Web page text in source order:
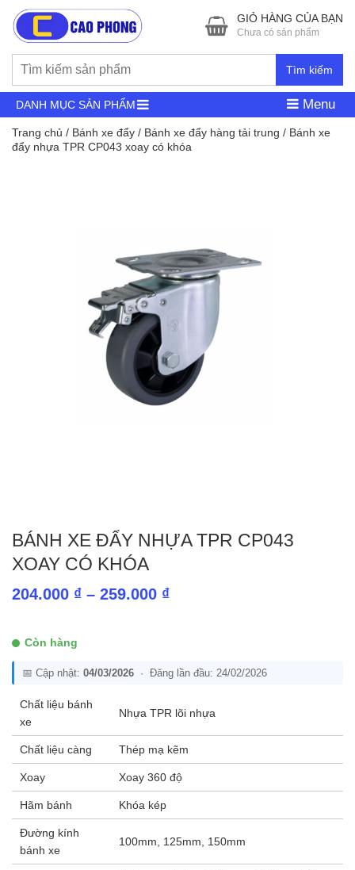
Tìm kiếm
GIỎ HÀNG CỦA BẠN
Chưa có sản phẩm
DANH MỤC SẢN PHẨM Menu
Trang chủ / Bánh xe đẩy / Bánh xe đẩy hàng tải trung / Bánh xe
đẩy nhựa TPR CP043 xoay có khóa
BÁNH XE ĐẨY NHỰA TPR CP043
XOAY CÓ KHÓA
204.000 ₫ – 259.000 ₫Khoảng
đến
Còn hàng
📅 Cập nhật: 04/03/2026 · Đăng lần đầu: 24/02/2026
Chất liệu bánh
xe
Nhựa TPR lõi nhựa
Chất liệu càng Thép mạ kẽm
Xoay Xoay 360 độ
Hãm bánh Khóa kép
Đường kính
bánh xe
100mm, 125mm, 150mm